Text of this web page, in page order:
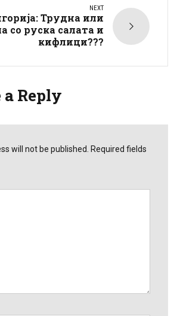
NEXT
Трудна или
со руска салата и
кифлици???
a Reply
will not be published. Required fields